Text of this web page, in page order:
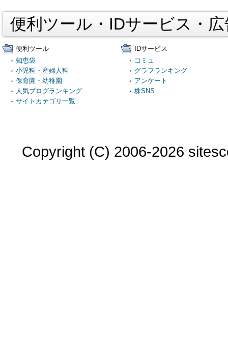
便利ツール・IDサービス・
便利ツール
知恵袋
小児科・産婦人科
保育園・幼稚園
人気ブログランキング
サイトカテゴリ一覧
IDサービス
コミュ
グラフランキング
アンケート
株SNS
Copyright (C) 2006-2026